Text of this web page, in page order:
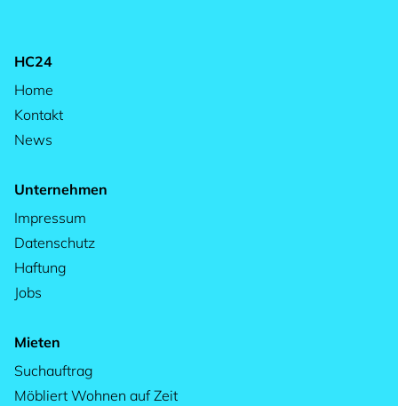
HC24
Home
Kontakt
News
Unternehmen
Impressum
Datenschutz
Haftung
Jobs
Mieten
Suchauftrag
Möbliert Wohnen auf Zeit